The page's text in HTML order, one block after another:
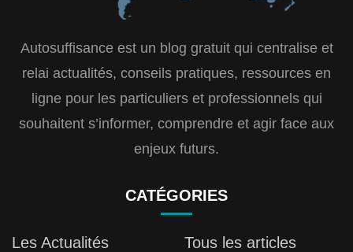
Autosuffisance est un blog gratuit qui centralise et
relai actualités, conseils pratiques, ressources en
ligne pour les particuliers et professionnels qui
souhaitent s’informer, comprendre et agir face aux
enjeux futurs.
CATÉGORIES
Les Actualités
Tous les articles